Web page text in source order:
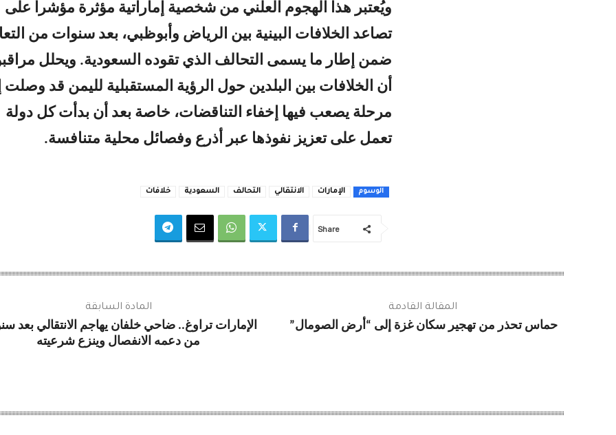
ويُعتبر هذا الهجوم العلني من شخصية إماراتية مؤثرة مؤشراً على
تصاعد الخلافات البينية بين الرياض وأبوظبي، بعد سنوات من
ضمن إطار ما يسمى التحالف الذي تقوده السعودية. ويحلل
أن الخلافات بين البلدين حول الرؤية المستقبلية لليمن قد وصلت
مرحلة يصعب فيها إخفاء التناقضات، خاصة بعد أن بدأت كل دولة
تعمل على تعزيز نفوذها عبر أذرع وفصائل محلية متنافسة.
الوسوم الإمارات الانتقالي التحالف السعودية خلافات
Share
المادة السابقة
الإمارات تراوغ.. ضاحي خلفان يهاجم الانتقالي بعد
من دعمه الانفصال وينزع شرعيته
المقالة القادمة
حماس تحذر من تهجير سكان غزة إلى “أرض الصومال”